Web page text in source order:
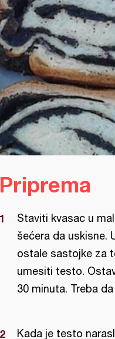
Priprema
Staviti kvasac u
šećera da uskisne.
ostale sastojke za
umesiti testo.
30 minuta. Treba
Kada je testo